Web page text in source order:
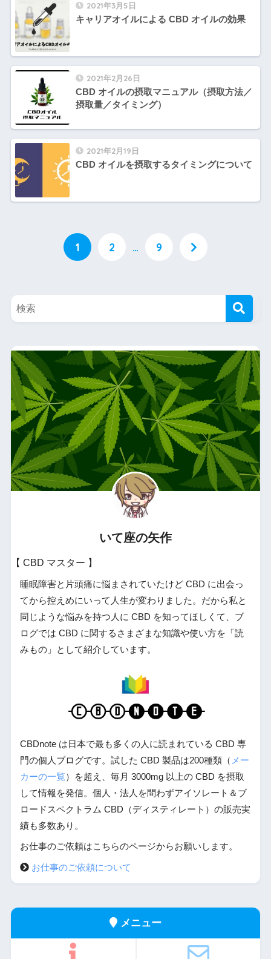
2021年3月5日
キャリアオイルによる CBD オイルの効果
2021年2月26日
CBD オイルの摂取マニュアル（摂取方法／
摂取量／タイミング）
2021年2月19日
CBD オイルを摂取するタイミングについて
1 2 … 9
いて座の矢作
【 CBD マスター 】
睡眠障害と片頭痛に悩まされていたけど CBD に出会っ
てから控えめにいって人生が変わりました。だから私と
同じような悩みを持つ人に CBD を知ってほしくて、ブ
ログでは CBD に関するさまざまな知識や使い方を「読
みもの」として紹介しています。
CBDnote は日本で最も多くの人に読まれている CBD 専
門の個人ブログです。試した CBD 製品は200種類（ メー
カーの一覧）を超え、毎月 3000mg 以上の CBD を摂取
して情報を発信。個人・法人を問わずアイソレート＆ブ
ロードスペクトラム CBD（ディスティレート）の販売実
績も多数あり。
お仕事のご依頼はこちらのページからお願いします。
お仕事のご依頼について
メニュー